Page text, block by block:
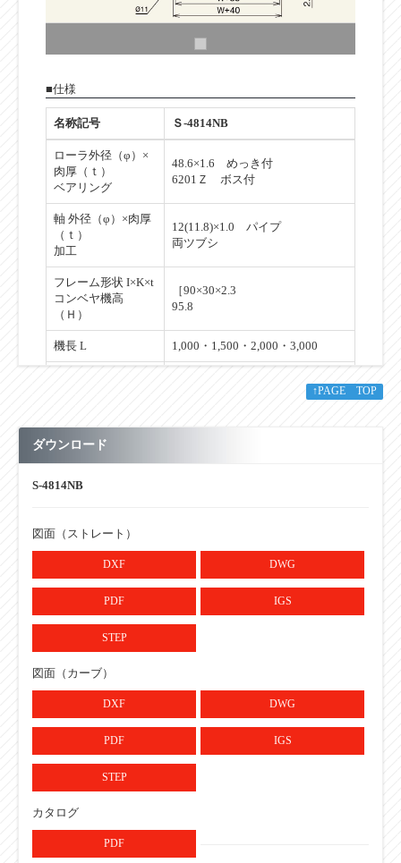
■仕様
名称記号 Ｓ-4814NB
ローラ外径（φ）×
肉厚（ｔ）
ベアリング
48.6×1.6 めっき付
6201Ｚ ボス付
軸 外径（φ）×肉厚
（ｔ）
加工
12(11.8)×1.0 パイプ
両ツブシ
フレーム形状 I×K×t
コンベヤ機高
（Ｈ）
［90×30×2.3
95.8
機長 L 1,000・1,500・2,000・3,000
ローラ強度
・単位：mm
↑PAGE TOP
ダウンロード
S-4814NB
図面（ストレート）
DXF DWG
PDF IGS
STEP
図面（カーブ）
DXF DWG
PDF IGS
STEP
カタログ
PDF